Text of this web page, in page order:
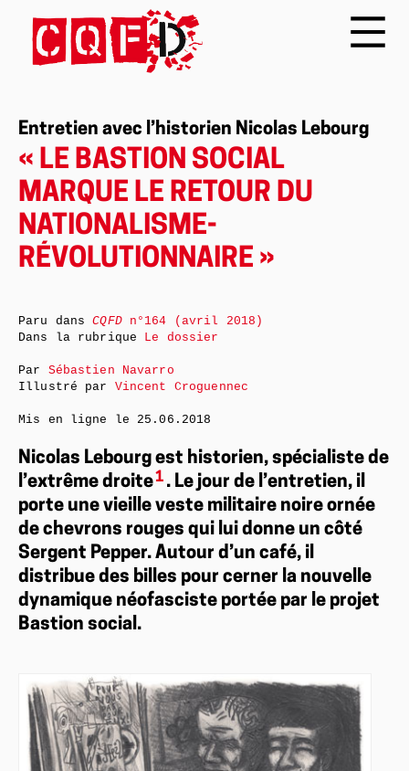
Entretien avec l’historien Nicolas Lebourg
« LE BASTION SOCIAL
MARQUE LE RETOUR DU
NATIONALISME-
RÉVOLUTIONNAIRE »
Nicolas Lebourg est historien, spécialiste de
l’extrême droite1 . Le jour de l’entretien, il
porte une vieille veste militaire noire ornée
de chevrons rouges qui lui donne un côté
Sergent Pepper. Autour d’un café, il
distribue des billes pour cerner la nouvelle
dynamique néofasciste portée par le projet
Bastion social.
Paru dansCQFDn°164 (avril 2018)
Dans la rubrique Le dossier
Par Sébastien Navarro
Illustré par Vincent Croguennec
Mis en ligne le 25.06.2018